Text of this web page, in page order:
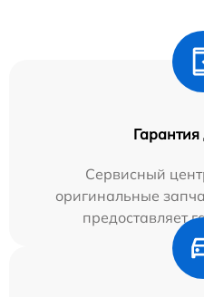
Гарантия
Сервисный
оригинальные
предоставляет